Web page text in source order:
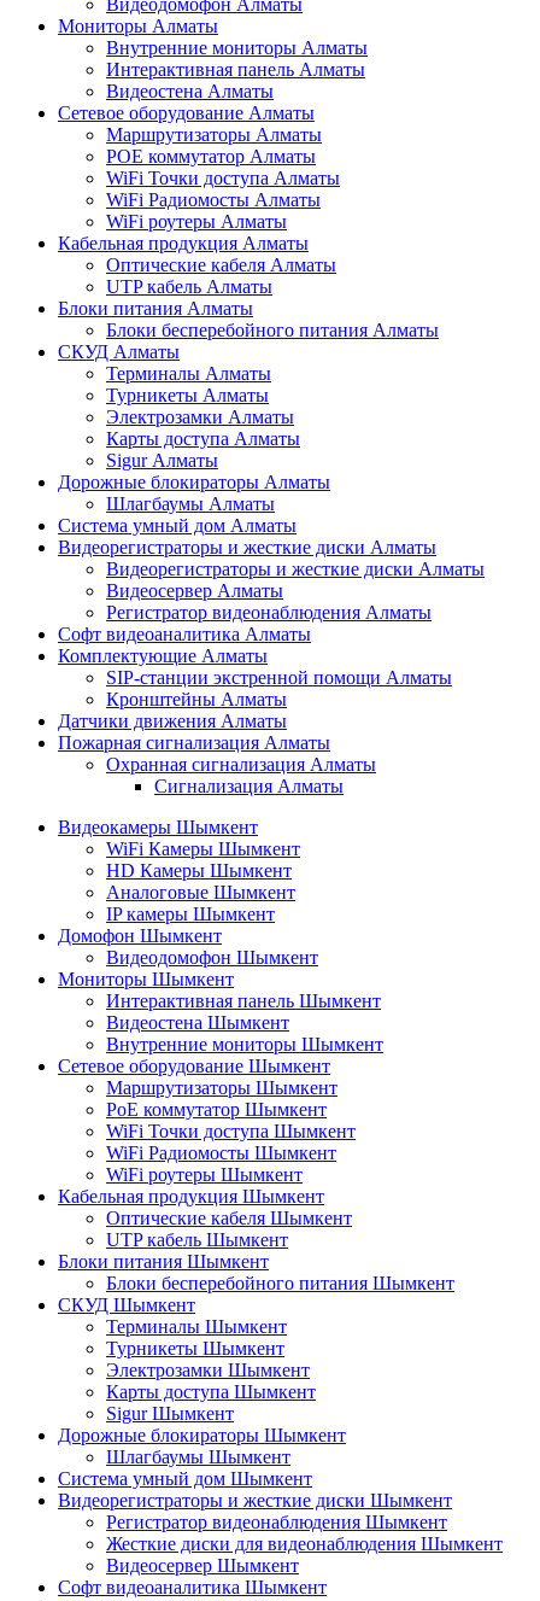
Мониторы Алматы
Внутренние мониторы Алматы
Интерактивная панель Алматы
Видеостена Алматы
Сетевое оборудование Алматы
Маршрутизаторы Алматы
POE коммутатор Алматы
WiFi Точки доступа Алматы
WiFi Радиомосты Алматы
WiFi роутеры Алматы
Кабельная продукция Алматы
Оптические кабеля Алматы
UTP кабель Алматы
Блоки питания Алматы
Блоки бесперебойного питания Алматы
СКУД Алматы
Терминалы Алматы
Турникеты Алматы
Электрозамки Алматы
Карты доступа Алматы
Sigur Алматы
Дорожные блокираторы Алматы
Шлагбаумы Алматы
Система умный дом Алматы
Видеорегистраторы и жесткие диски Алматы
Видеорегистраторы и жесткие диски Алматы
Видеосервер Алматы
Регистратор видеонаблюдения Алматы
Софт видеоаналитика Алматы
Комплектующие Алматы
SIP-станции экстренной помощи Алматы
Кронштейны Алматы
Датчики движения Алматы
Пожарная сигнализация Алматы
Охранная сигнализация Алматы
Сигнализация Алматы
Видеокамеры Шымкент
WiFi Камеры Шымкент
HD Камеры Шымкент
Аналоговые Шымкент
IP камеры Шымкент
Домофон Шымкент
Видеодомофон Шымкент
Мониторы Шымкент
Интерактивная панель Шымкент
Видеостена Шымкент
Внутренние мониторы Шымкент
Сетевое оборудование Шымкент
Маршрутизаторы Шымкент
PoE коммутатор Шымкент
WiFi Точки доступа Шымкент
WiFi Радиомосты Шымкент
WiFi роутеры Шымкент
Кабельная продукция Шымкент
Оптические кабеля Шымкент
UTP кабель Шымкент
Блоки питания Шымкент
Блоки бесперебойного питания Шымкент
СКУД Шымкент
Терминалы Шымкент
Турникеты Шымкент
Электрозамки Шымкент
Карты доступа Шымкент
Sigur Шымкент
Дорожные блокираторы Шымкент
Шлагбаумы Шымкент
Система умный дом Шымкент
Видеорегистраторы и жесткие диски Шымкент
Регистратор видеонаблюдения Шымкент
Жесткие диски для видеонаблюдения Шымкент
Видеосервер Шымкент
Софт видеоаналитика Шымкент